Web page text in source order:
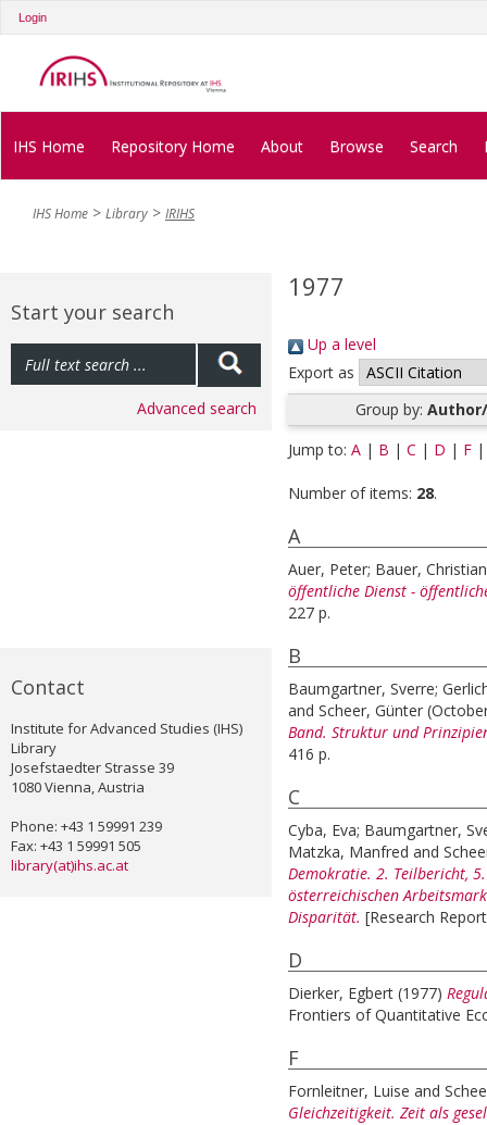
Login
IHS Home Repository Home About Browse Search
IHS Home Library IRIHS
Start your search
Advanced search
Contact
Institute for Advanced Studies (IHS)
Library
Josefstaedter Strasse 39
1080 Vienna, Austria
Phone: +43 1 59991 239
Fax: +43 1 59991 505
library(at)ihs.ac.at
1977
Up a level
Export as
Group by:
Jump to: A | B | C | D | F
Number of items: 28.
A
Auer, Peter; Bauer, Christian
öffentliche Dienst -
227 p.
B
Baumgartner, Sverre;
and Scheer, Günter
Band. Struktur und
416 p.
C
Cyba, Eva; Baumgartner,
Matzka, Manfred and
Demokratie. 2. Teilbericht,
österreichischen
Disparität. [Research
D
Dierker, Egbert (1977)
Frontiers of Quantitative
F
Fornleitner, Luise and
Gleichzeitigkeit. Zeit als